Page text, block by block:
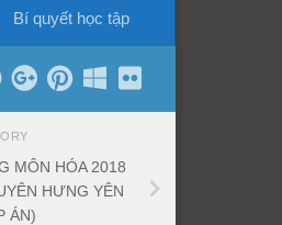
Bí quyết học tập
MÔN HÓA 2018
HƯNG YÊN
ÁN)